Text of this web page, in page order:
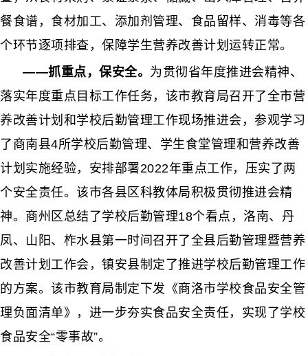
餐食谱，食材加工、添加剂管理、食品留样、消毒等各
个环节逐项排查， 保障学生营养改善计划运转正常。
——抓重点，保安全。 为贯彻省年度推进会精神、
落实年度重点目标工作任务，该市教育局召开了全市营
养改善计划和学校后勤管理工作现场推进会，参观学习
了商南县4所学校后勤管理、学生食堂管理和营养改善
计划实施经验，安排部署2022年重点工作，压实了两
个安全责任。 该市各县区科教体局积极贯彻推进会精
神。商州区总结了学校后勤管理18个看点，洛南、 丹
凤、山阳、柞水县第一时间召开了全县后勤管理暨营养
改善计划工作会，镇安县制定了推进学校后勤管理工作
的方案。该市教育局制定下发《商洛市学校食品安全管
理负面清单》，进一步夯实食品安全责任，实现了学校
食品安全“零事故”。